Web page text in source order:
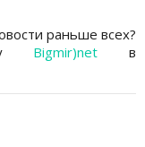
раньше всех?
Bigmir)net в